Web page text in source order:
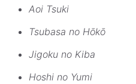
Aoi Tsuki
Tsubasa no Hōkō
Jigoku no Kiba
Hoshi no Yumi